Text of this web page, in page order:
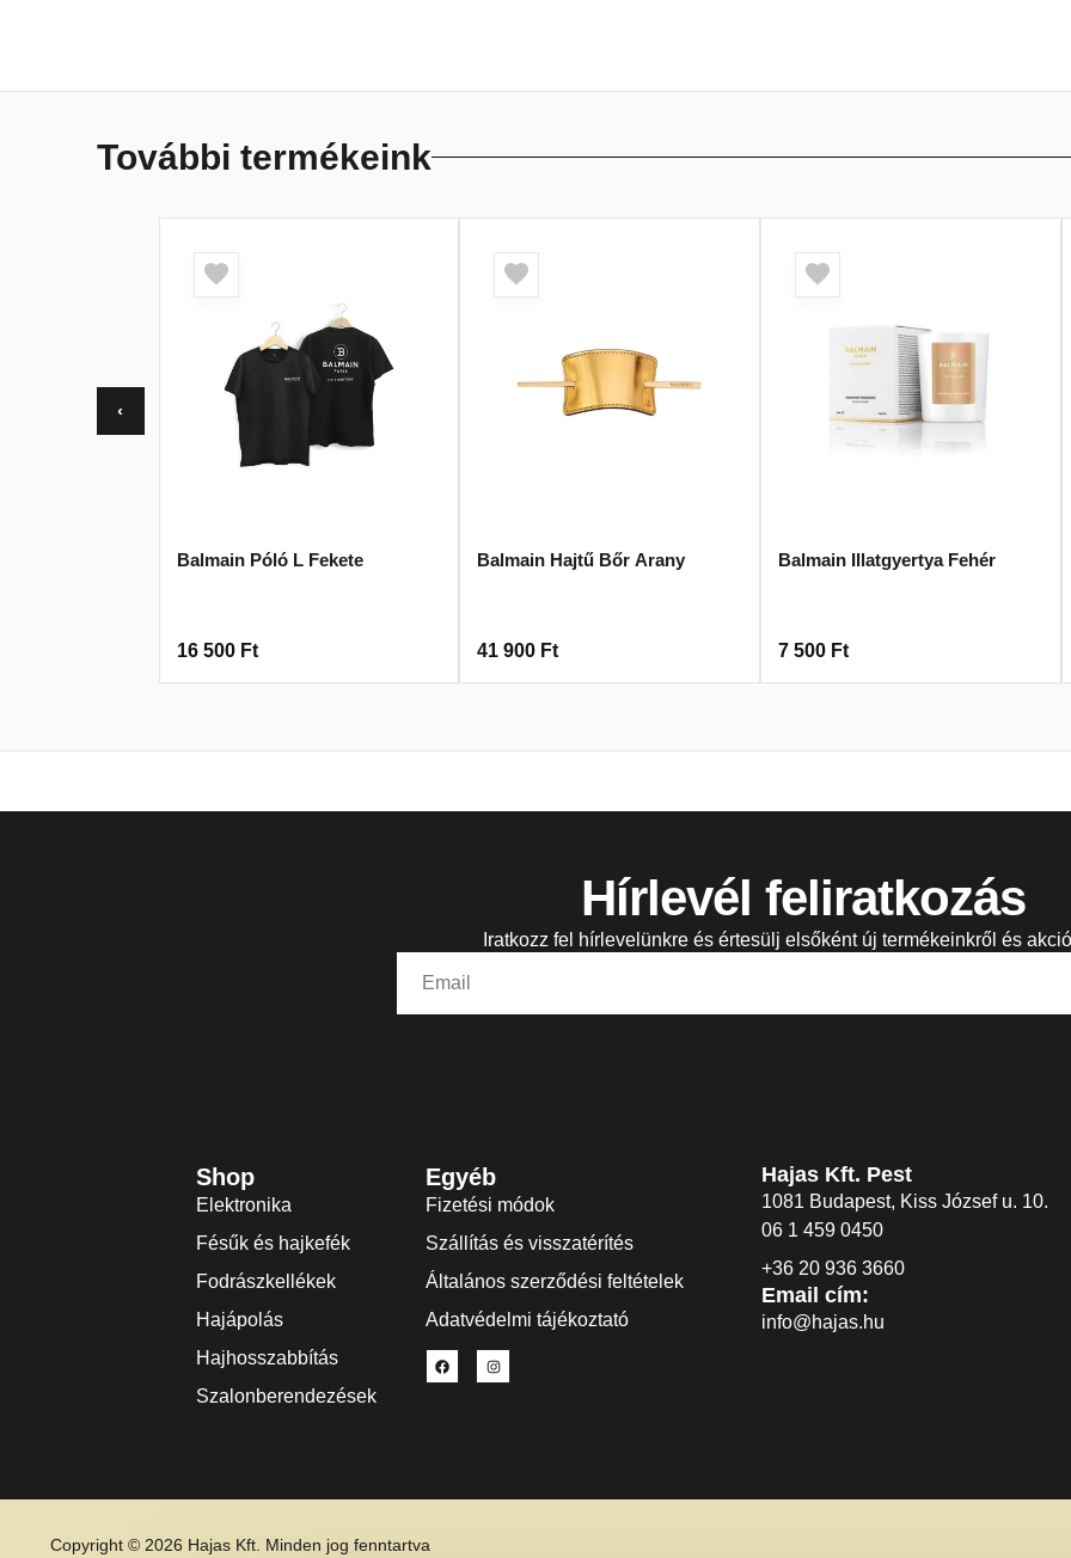
További termékeink
‹
Balmain Póló L Fekete
16 500 Ft
Balmain Hajtű Bőr Arany
41 900 Ft
Balmain Illatgyertya Fehér
7 500 Ft
Hírlevél feliratkozás
Iratkozz fel hírlevelünkre és értesülj elsőként új termékeinkről és
Shop
Elektronika
Fésűk és hajkefék
Fodrászkellékek
Hajápolás
Hajhosszabbítás
Szalonberendezések
Egyéb
Fizetési módok
Szállítás és visszatérítés
Általános szerződési feltételek
Adatvédelmi tájékoztató
Hajas Kft. Pest
1081 Budapest, Kiss József u. 10.
06 1 459 0450
+36 20 936 3660
Email cím:
info@hajas.hu
Copyright © 2026 Hajas Kft. Minden jog fenntartva